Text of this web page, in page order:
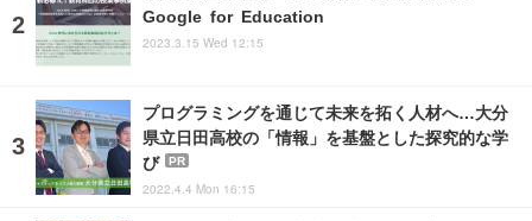
Google for Education
2023.3.15 Wed 12:15
プログラミングを通じて未来を拓く人材へ…大分
県立日田高校の「情報」を基盤とした探究的な学
び
PR
2022.4.4 Mon 16:15